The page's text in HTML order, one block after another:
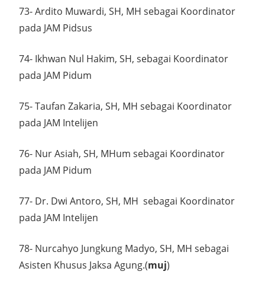
73- Ardito Muwardi, SH, MH sebagai Koordinator
pada JAM Pidsus
74- Ikhwan Nul Hakim, SH, sebagai Koordinator
pada JAM Pidum
75- Taufan Zakaria, SH, MH sebagai Koordinator
pada JAM Intelijen
76- Nur Asiah, SH, MHum sebagai Koordinator
pada JAM Pidum
77- Dr. Dwi Antoro, SH, MH sebagai Koordinator
pada JAM Intelijen
78- Nurcahyo Jungkung Madyo, SH, MH sebagai
Asisten Khusus Jaksa Agung.(muj)